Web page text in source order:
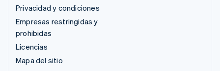
Privacidad y condiciones
Empresas restringidas y
prohibidas
Licencias
Mapa del sitio